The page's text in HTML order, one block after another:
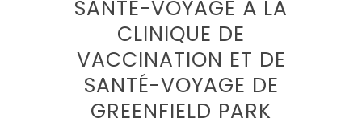
SANTÉ-VOYAGE À LA
CLINIQUE DE
VACCINATION ET DE
SANTÉ-VOYAGE DE
GREENFIELD PARK